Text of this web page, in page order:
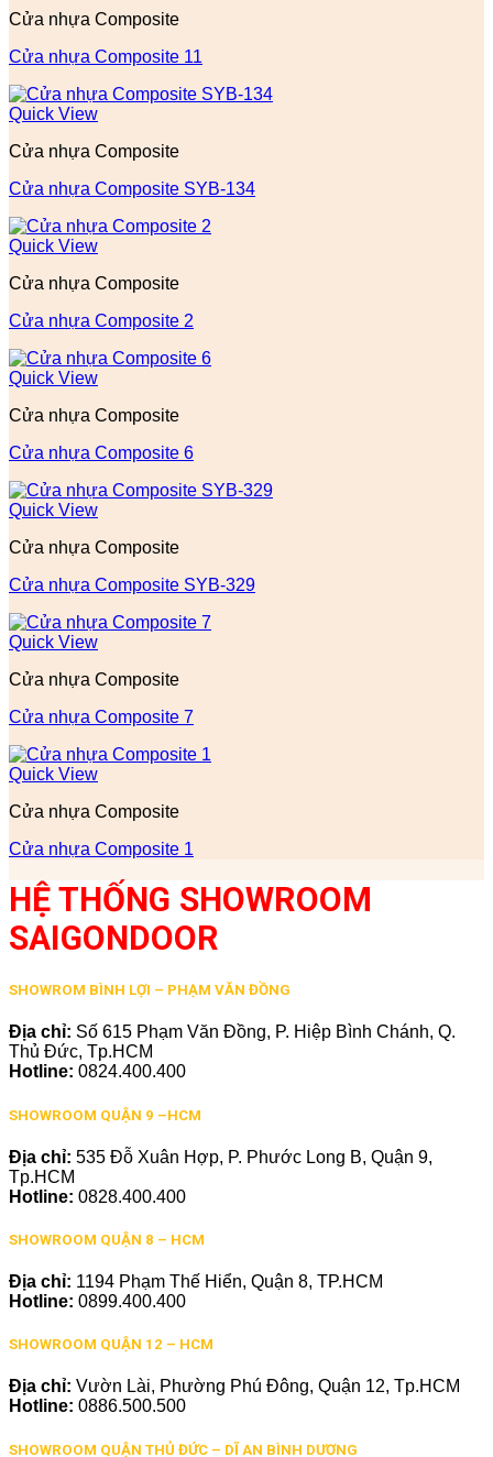
Cửa nhựa Composite
Cửa nhựa Composite 11
Quick View
Cửa nhựa Composite
Cửa nhựa Composite SYB-134
Quick View
Cửa nhựa Composite
Cửa nhựa Composite 2
Quick View
Cửa nhựa Composite
Cửa nhựa Composite 6
Quick View
Cửa nhựa Composite
Cửa nhựa Composite SYB-329
Quick View
Cửa nhựa Composite
Cửa nhựa Composite 7
Quick View
Cửa nhựa Composite
Cửa nhựa Composite 1
HỆ THỐNG SHOWROOM
SAIGONDOOR
SHOWROM BÌNH LỢI – PHẠM VĂN ĐỒNG
Địa chỉ: Số 615 Phạm Văn Đồng, P. Hiệp Bình Chánh, Q.
Thủ Đức, Tp.HCM
Hotline: 0824.400.400
SHOWROOM QUẬN 9 –HCM
Địa chỉ: 535 Đỗ Xuân Hợp, P. Phước Long B, Quận 9,
Tp.HCM
Hotline: 0828.400.400
SHOWROOM QUẬN 8 – HCM
Địa chỉ: 1194 Phạm Thế Hiển, Quận 8, TP.HCM
Hotline: 0899.400.400
SHOWROOM QUẬN 12 – HCM
Địa chỉ: Vườn Lài, Phường Phú Đông, Quận 12, Tp.HCM
Hotline: 0886.500.500
SHOWROOM QUẬN THỦ ĐỨC – DĨ AN BÌNH DƯƠNG